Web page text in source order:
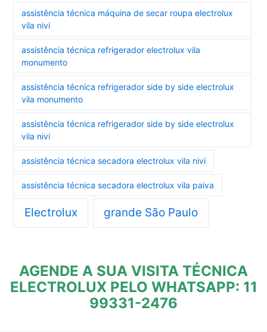
assistência técnica máquina de secar roupa electrolux
vila nivi
assistência técnica refrigerador electrolux vila
monumento
assistência técnica refrigerador side by side electrolux
vila monumento
assistência técnica refrigerador side by side electrolux
vila nivi
assistência técnica secadora electrolux vila nivi
assistência técnica secadora electrolux vila paiva
Electrolux grande São Paulo
AGENDE A SUA VISITA TÉCNICA
ELECTROLUX PELO WHATSAPP: 11
99331-2476